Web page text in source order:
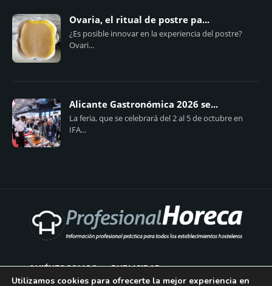
Ovaria, el ritual de postre pa...
¿Es posible innovar en la experiencia del postre?
Ovari...
Alicante Gastronómica 2026 se...
La feria, que se celebrará del 2 al 5 de octubre en
IFA...
QUIÉNES SOMOS PUBLICIDAD
Utilizamos cookies para ofrecerte la mejor experiencia en